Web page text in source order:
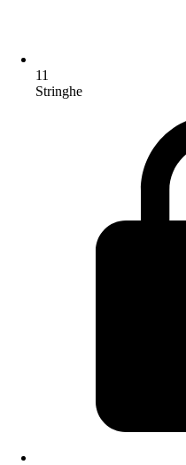
11
Stringhe